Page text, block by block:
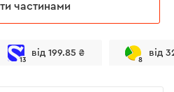
частинами
13
від 199.85 ₴
8
від